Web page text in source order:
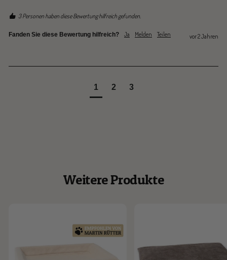
3 Personen haben diese Bewertung hilfreich gefunden.
Fanden Sie diese Bewertung hilfreich? Ja Melden Teilen vor 2 Jahren
1 2 3
Weitere Produkte